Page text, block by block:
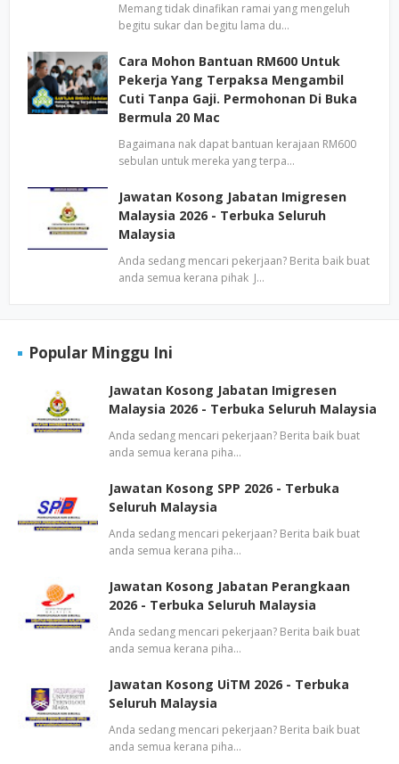
Memang tidak dinafikan ramai yang mengeluh
begitu sukar dan begitu lama du…
Cara Mohon Bantuan RM600 Untuk
Pekerja Yang Terpaksa Mengambil
Cuti Tanpa Gaji. Permohonan Di Buka
Bermula 20 Mac
Bagaimana nak dapat bantuan kerajaan RM600
sebulan untuk mereka yang terpa…
Jawatan Kosong Jabatan Imigresen
Malaysia 2026 - Terbuka Seluruh
Malaysia
Anda sedang mencari pekerjaan? Berita baik buat
anda semua kerana pihak J…
Popular Minggu Ini
Jawatan Kosong Jabatan Imigresen
Malaysia 2026 - Terbuka Seluruh Malaysia
Anda sedang mencari pekerjaan? Berita baik buat
anda semua kerana piha…
Jawatan Kosong SPP 2026 - Terbuka
Seluruh Malaysia
Anda sedang mencari pekerjaan? Berita baik buat
anda semua kerana piha…
Jawatan Kosong Jabatan Perangkaan
2026 - Terbuka Seluruh Malaysia
Anda sedang mencari pekerjaan? Berita baik buat
anda semua kerana piha…
Jawatan Kosong UiTM 2026 - Terbuka
Seluruh Malaysia
Anda sedang mencari pekerjaan? Berita baik buat
anda semua kerana piha…